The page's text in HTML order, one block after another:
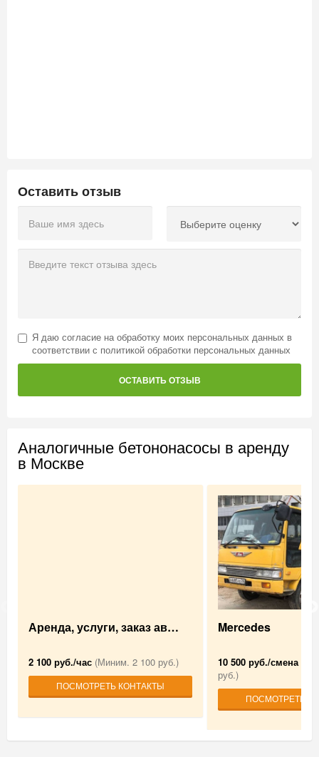
Оставить отзыв
Я даю согласие на обработку моих персональных данных в
соответствии с политикой обработки персональных данных
ОСТАВИТЬ ОТЗЫВ
Аналогичные бетононасосы в аренду
в Москве
Аренда, услуги, заказ ав…
2 100 руб./час (Миним. 2 100 руб.)
ПОСМОТРЕТЬ КОНТАКТЫ
Mercedes
10 500 руб./смена
руб.)
ПОСМОТРЕТЬ